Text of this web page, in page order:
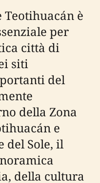
Teotihuacán è
per
città di
siti
del
della Zona
e
del Sole, il
della cultura